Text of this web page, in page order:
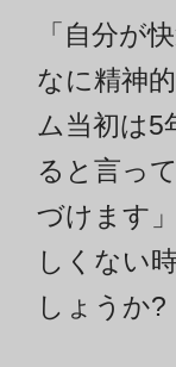
「自分が
なに精神
ム当初は5
ると言っ
づけます
しくない
しょうか?